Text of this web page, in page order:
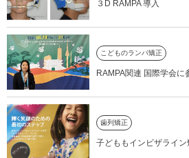
３D RAMPA 導入
こどものランパ矯正
RAMPA関連 国際学会に
歯列矯正
子どももインビザライン